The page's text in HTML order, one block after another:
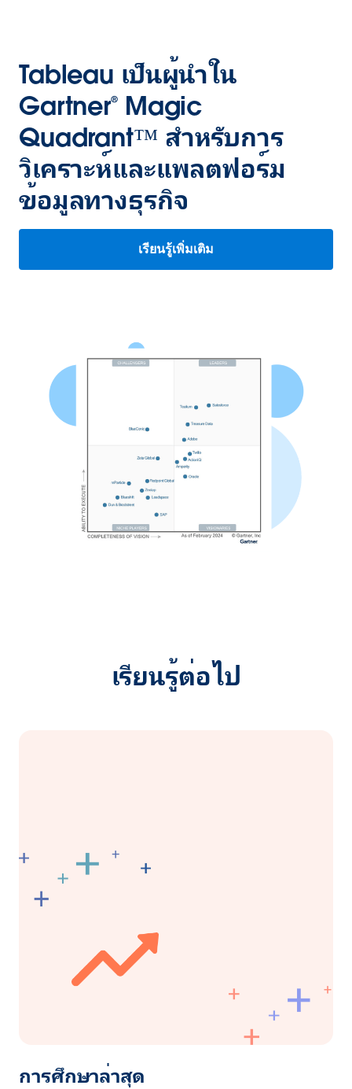
Tableau เป็นผู้นำใน
Gartner® Magic
Quadrant™ สำหรับการ
วิเคราะห์และแพลตฟอร์ม
ข้อมูลทางธุรกิจ
เรียนรู้เพิ่มเติม
เรียนรู้ต่อไป
การศึกษาล่าสุด